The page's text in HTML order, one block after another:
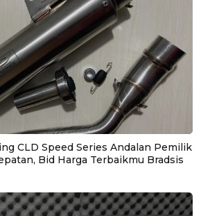
CLD Speed Series Andalan Pemilik
Bid Harga Terbaikmu Bradsis